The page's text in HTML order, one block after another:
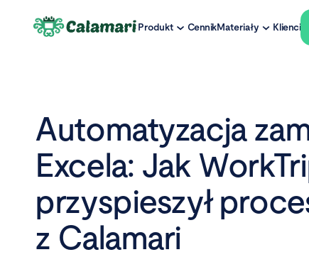
Produkt CennikMateriały Klienci
Automatyzacja
Excela: Jak
przyspieszył
z Calamari